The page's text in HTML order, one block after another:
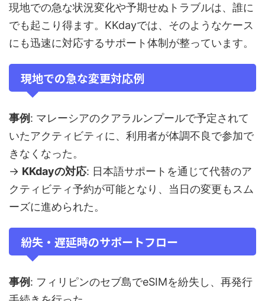
現地での急な状況変化や予期せぬトラブルは、誰に
でも起こり得ます。KKdayでは、そのようなケース
にも迅速に対応するサポート体制が整っています。
現地での急な変更対応例
事例: マレーシアのクアラルンプールで予定されて
いたアクティビティに、利用者が体調不良で参加で
きなくなった。
→ KKdayの対応: 日本語サポートを通じて代替のア
クティビティ予約が可能となり、当日の変更もスム
ーズに進められた。
紛失・遅延時のサポートフロー
事例: フィリピンのセブ島でeSIMを紛失し、再発行